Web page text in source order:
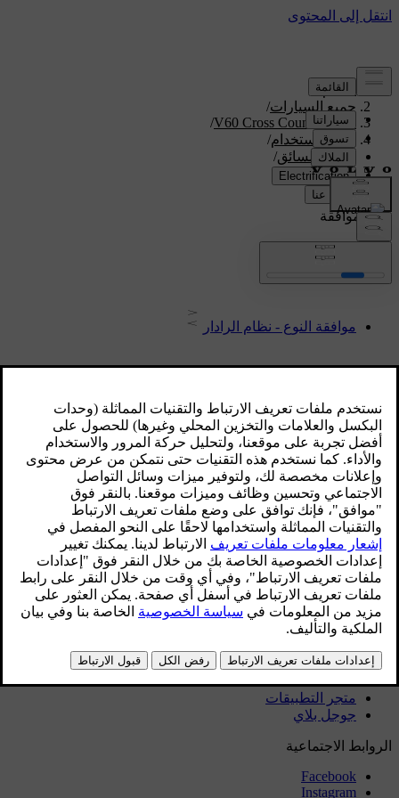
الدعم/
جميع السيارات/
V60 Cross Country 2018
/
دليل الاستخدام/
دعم السائق/
نوع الموافقة
نوع الموافقة
موافقة النوع - نظام الرادار